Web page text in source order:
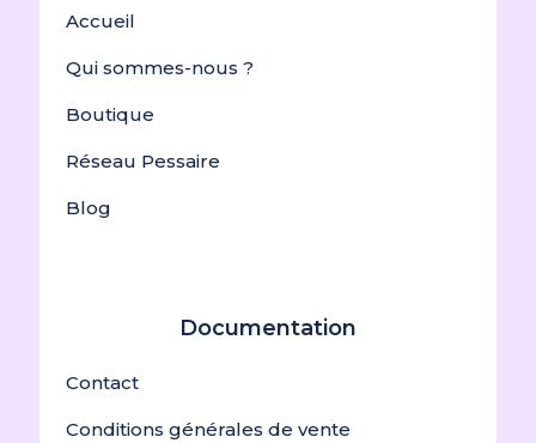
Accueil
Qui sommes-nous ?
Boutique
Réseau Pessaire
Blog
Documentation
Contact
Conditions générales de vente